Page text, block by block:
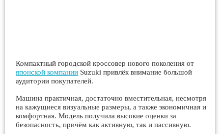
Компактный городской кроссовер нового поколения от
японской компании Suzuki привлёк внимание большой
аудитории покупателей.
Машина практичная, достаточно вместительная, несмотря
на кажущиеся визуальные размеры, а также экономичная и
комфортная. Модель получила высокие оценки за
безопасность, причём как активную, так и пассивную.